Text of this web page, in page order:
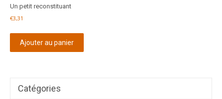
Un petit reconstituant
€3,31
Ajouter au panier
Catégories